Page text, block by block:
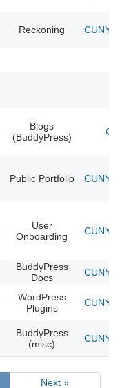
Reckoning CUNY
Blogs
(BuddyPress)
Public Portfolio CUNY
User
Onboarding
CUNY
BuddyPress
Docs
CUNY
WordPress
Plugins
CUNY
BuddyPress
(misc)
CUNY
Next »